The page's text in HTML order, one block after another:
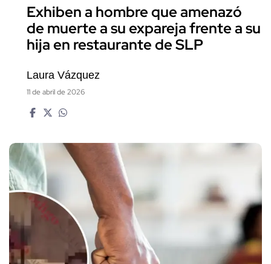
Exhiben a hombre que amenazó
de muerte a su expareja frente a su
hija en restaurante de SLP
Laura Vázquez
11 de abril de 2026